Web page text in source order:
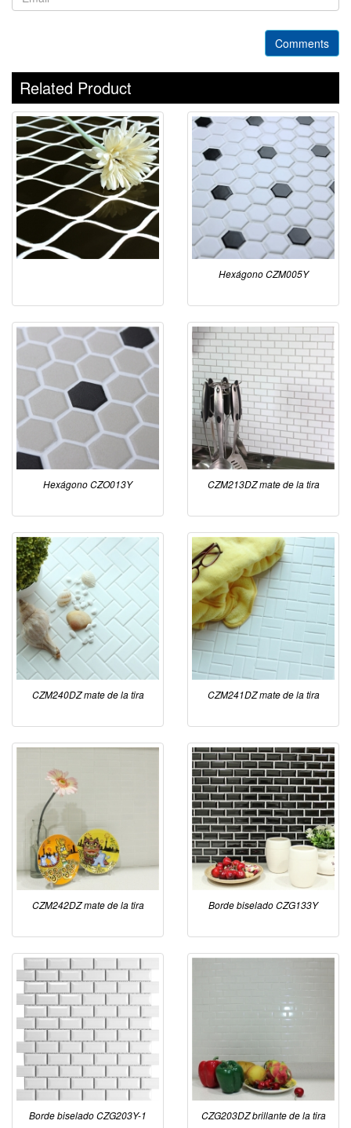
Comments
Related Product
Hexágono CZM005Y
Hexágono CZO013Y CZM213DZ mate de la tira
CZM240DZ mate de la tira CZM241DZ mate de la tira
CZM242DZ mate de la tira Borde biselado CZG133Y
Borde biselado CZG203Y-1 CZG203DZ brillante de la tira